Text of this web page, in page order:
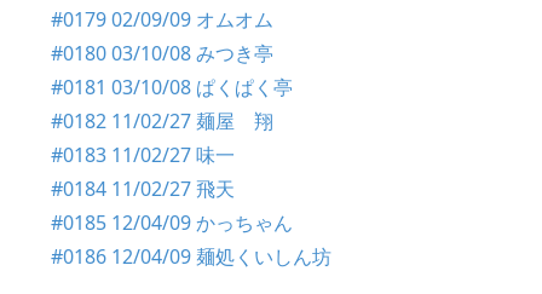
#0179 02/09/09 オムオム
#0180 03/10/08 みつき亭
#0181 03/10/08 ぱくぱく亭
#0182 11/02/27 麺屋 翔
#0183 11/02/27 味一
#0184 11/02/27 飛天
#0185 12/04/09 かっちゃん
#0186 12/04/09 麺処くいしん坊